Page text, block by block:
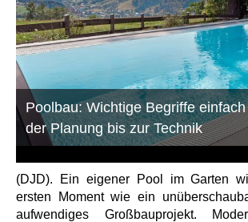
Poolbau: Wichtige Begriffe
der Planung bis zur Technik
(DJD). Ein eigener Pool im Garten
ersten Moment wie ein
aufwendiges Großbauprojekt.